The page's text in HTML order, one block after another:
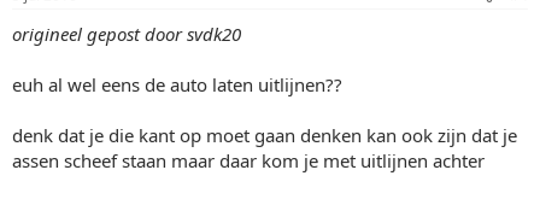
origineel gepost door svdk20
euh al wel eens de auto laten uitlijnen??
denk dat je die kant op moet gaan denken kan ook zijn dat je
assen scheef staan maar daar kom je met uitlijnen achter